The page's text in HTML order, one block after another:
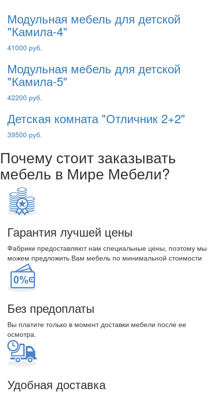
Модульная мебель для детской
"Камила-4"
41000 руб.
Модульная мебель для детской
"Камила-5"
42200 руб.
Детская комната "Отличник 2+2"
39500 руб.
Почему стоит заказывать
мебель в Мире Мебели?
Гарантия лучшей цены
Фабрики предоставляют нам специальные цены, поэтому мы
можем предложить Вам мебель по минимальной стоимости
Без предоплаты
Вы платите только в момент доставки мебели после ее
осмотра.
Удобная доставка